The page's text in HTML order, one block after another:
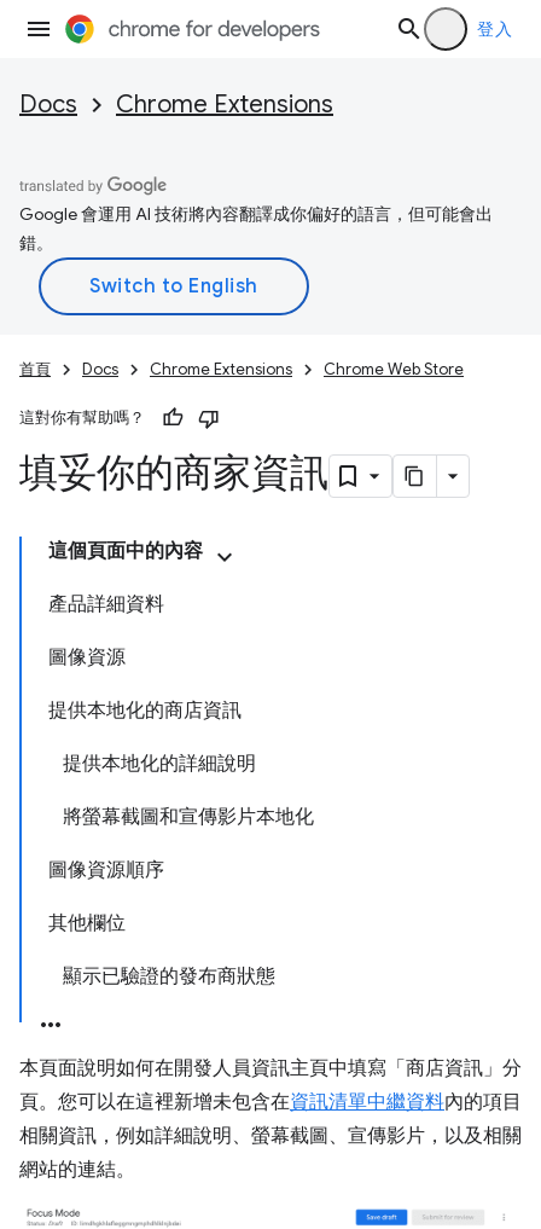
登入
Docs Chrome Extensions
Google 會運用 AI 技術將內容翻譯成你偏好的語言，但可能會出
錯。
首頁 Docs Chrome Extensions Chrome Web Store
這對你有幫助嗎？
填妥你的商家資訊
這個頁面中的內容
產品詳細資料
圖像資源
提供本地化的商店資訊
提供本地化的詳細說明
將螢幕截圖和宣傳影片本地化
圖像資源順序
其他欄位
顯示已驗證的發布商狀態
本頁面說明如何在開發人員資訊主頁中填寫「商店資訊」 分
頁。您可以在這裡新增未包含在資訊清單中繼資料內的項目
相關資訊，例如詳細說明、螢幕截圖、宣傳影片，以及相關
網站的連結。